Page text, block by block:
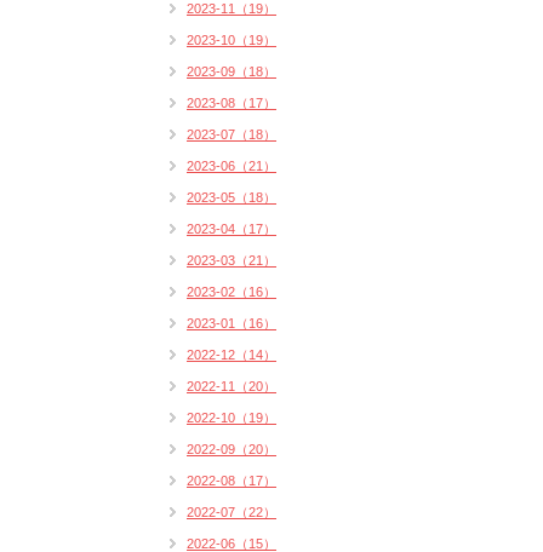
2023-11（19）
2023-10（19）
2023-09（18）
2023-08（17）
2023-07（18）
2023-06（21）
2023-05（18）
2023-04（17）
2023-03（21）
2023-02（16）
2023-01（16）
2022-12（14）
2022-11（20）
2022-10（19）
2022-09（20）
2022-08（17）
2022-07（22）
2022-06（15）